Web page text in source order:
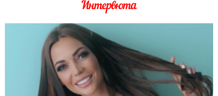
Интервюта